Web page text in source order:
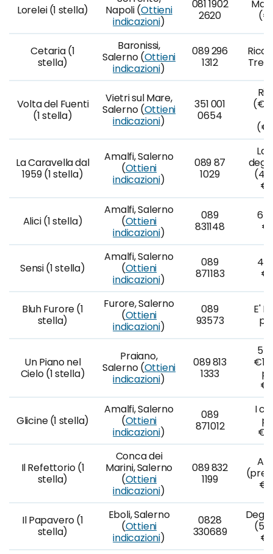
Lorelei (1 stella)
Napoli (Ottieni
indicazioni)
081 1902
2620
Cetaria (1
stella)
Baronissi,
Salerno (Ottieni
indicazioni)
089 296
1312
Tre
Volta del Fuenti
(1 stella)
Vietri sul Mare,
Salerno (Ottieni
indicazioni)
351 001
0654
La Caravella dal
1959 (1 stella)
Amalfi, Salerno
(Ottieni
indicazioni)
089 87
1029
La
(4
Alici (1 stella)
Amalfi, Salerno
(Ottieni
indicazioni)
089
831148
6
Sensi (1 stella)
Amalfi, Salerno
(Ottieni
indicazioni)
089
871183
4
Bluh Furore (1
stella)
Furore, Salerno
(Ottieni
indicazioni)
089
93573
E'
Un Piano nel
Cielo (1 stella)
Praiano,
Salerno (Ottieni
indicazioni)
089 813
1333
5
Glicine (1 stella)
Amalfi, Salerno
(Ottieni
indicazioni)
089
871012
I
Il Refettorio (1
stella)
Conca dei
Marini, Salerno
(Ottieni
indicazioni)
089 832
1199
A
Il Papavero (1
stella)
Eboli, Salerno
(Ottieni
indicazioni)
0828
330689
(5